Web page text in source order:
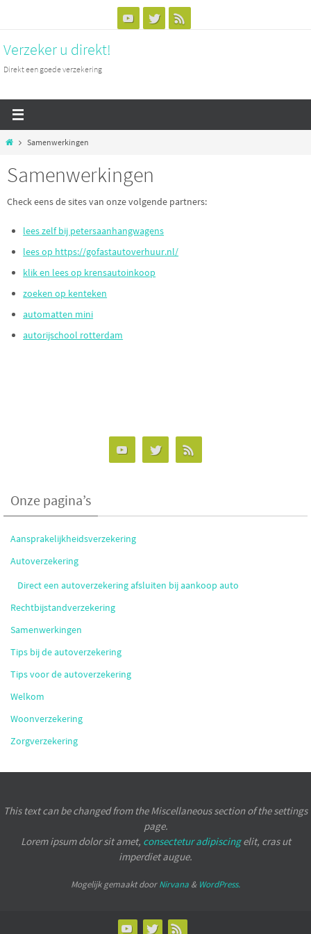
inhoud
springen
Verzeker u direkt!
Direkt een goede verzekering
HomeSamenwerkingen
Samenwerkingen
Check eens de sites van onze volgende partners:
lees zelf bij petersaanhangwagens
lees op https://gofastautoverhuur.nl/
klik en lees op krensautoinkoop
zoeken op kenteken
automatten mini
autorijschool rotterdam
Onze pagina’s
Aansprakelijkheidsverzekering
Autoverzekering
Direct een autoverzekering afsluiten bij aankoop auto
Rechtbijstandverzekering
Samenwerkingen
Tips bij de autoverzekering
Tips voor de autoverzekering
Welkom
Woonverzekering
Zorgverzekering
This text can be changed from the Miscellaneous section of the settings
page.
Lorem ipsumdolor sit amet, consectetur adipiscingelit, cras ut
imperdiet augue.
Mogelijk gemaakt doorNirvana & WordPress.